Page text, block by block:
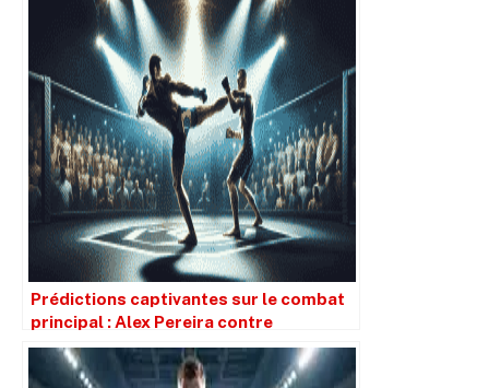
Prédictions captivantes sur le combat
principal : Alex Pereira contre
Magomed Ankalaev